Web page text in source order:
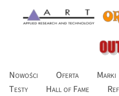
Nowości Oferta Marki
Testy
Hall of Fame